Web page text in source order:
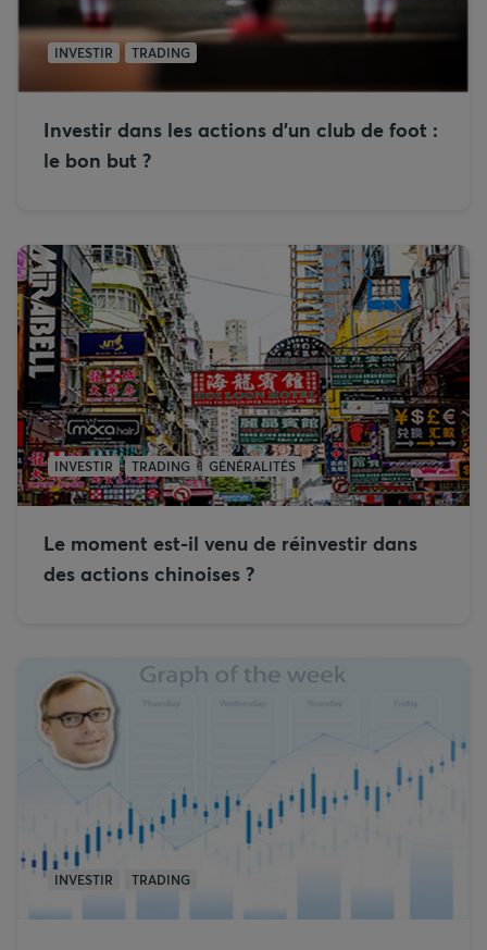
INVESTIR TRADING
Investir dans les actions d’un club de foot :
le bon but ?
INVESTIR TRADING GÉNÉRALITÉS
Le moment est-il venu de réinvestir dans
des actions chinoises ?
INVESTIR TRADING